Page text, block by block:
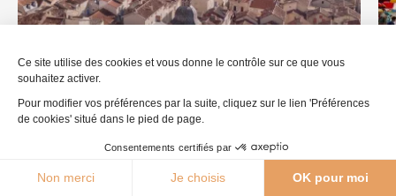
Agenda Webcams Brochures
Villefranche de Rouergue
Ce site utilise des cookies et vous donne le contrôle sur ce que vous
souhaitez activer.
Pour modifier vos préférences par la suite, cliquez sur le lien 'Préférences
de cookies' situé dans le pied de page.
Consentements certifiés par
Non merci Je choisis OK pour moi